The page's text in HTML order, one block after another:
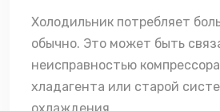
Холодильник потребляет
обычно. Это может быть
неисправностью
хладагента или старой